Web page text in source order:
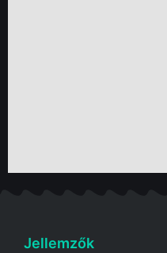
Jellemzők